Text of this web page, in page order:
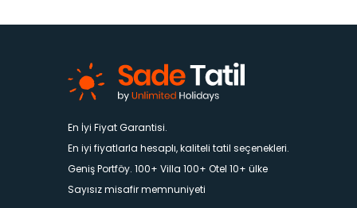
En İyi Fiyat Garantisi.
En iyi fiyatlarla hesaplı, kaliteli tatil seçenekleri.
Geniş Portföy. 100+ Villa 100+ Otel 10+ ülke
Sayısız misafir memnuniyeti